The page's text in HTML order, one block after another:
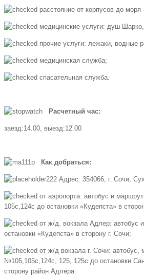
расстояние от корпусов до моря
медицинские услуги: душ
прочие услуги: лежаки, водные
медицинская служба;
спасательная служба.
Расчетный час:
заезд:14.00, выезд:12.00
Как добраться:
Адрес: 354066, г. Сочи,
от аэропорта: автобус и
105с,124с до остановки «Кудепста» в
от ж/д. вокзала Адлер: автобус
остановки «Кудепста» в сторону г. Сочи;
от ж/д вокзала г. Сочи: автобус,
№105,105с,124с, 125, 125с до остановки
сторону район Адлера.